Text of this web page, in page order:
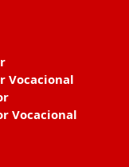
Vocacional
Vocacional